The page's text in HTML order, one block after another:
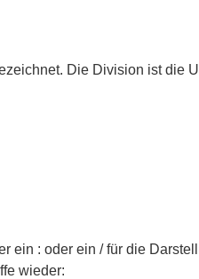
Die Division ist die
ein : oder ein / für die
wieder: